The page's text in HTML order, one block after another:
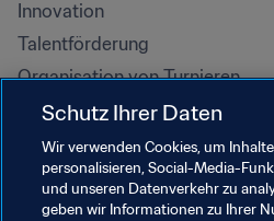
Innovation
Talentförderung
Organisation von Turnieren
Nachhaltigkeit
Menschenrechte und
Antidiskriminierung
Gesundheit und Medizin
Schutz Ihrer Daten
Wir verwenden Cookies, um
personalisieren, Social-Media-
und unseren Datenverkehr zu
geben wir Informationen zu Ihrer